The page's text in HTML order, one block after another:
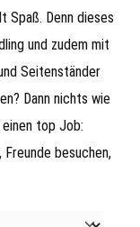
Spaß. Denn dieses
und zudem mit
Seitenständer
Dann nichts wie
top Job:
besuchen,